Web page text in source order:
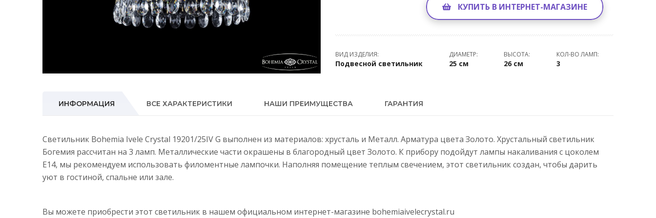
КУПИТЬ В ИНТЕРНЕТ-МАГАЗИНЕ
ВИД ИЗДЕЛИЯ:
Подвесной светильник
ДИАМЕТР:
25 см
ВЫСОТА:
26 см
КОЛ-ВО ЛАМП:
3
ИНФОРМАЦИЯ ВСЕ ХАРАКТЕРИСТИКИ НАШИ ПРЕИМУЩЕСТВА ГАРАНТИЯ
Светильник Bohemia Ivele Crystal 19201/25IV G выполнен из материалов: хрусталь и Металл. Арматура цвета Золото. Хрустальный светильник
Богемия рассчитан на 3 ламп. Металлические части окрашены в благородный цвет Золото. К прибору подойдут лампы накаливания с цоколем
E14, мы рекомендуем использовать филоментные лампочки. Наполняя помещение теплым свечением, этот светильник создан, чтобы дарить
уют в гостиной, спальне или зале.
Вы можете приобрести этот светильник в нашем официальном интернет-магазине bohemiaivelecrystal.ru